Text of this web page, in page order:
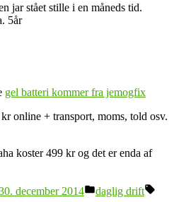
jar stået stille i en måneds tid.
5år
gel batteri kommer fra jemogfix
online + transport, moms, told osv.
koster 499 kr og det er enda af
december 2014
Posted
daglig drift